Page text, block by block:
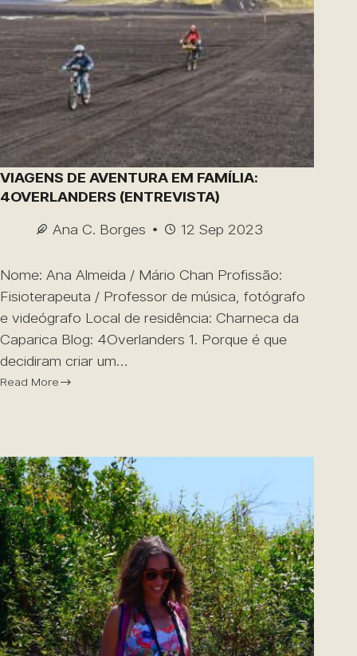
VIAGENS DE AVENTURA EM FAMÍLIA:
4OVERLANDERS (ENTREVISTA)
Ana C. Borges
12 Sep 2023
Nome: Ana Almeida / Mário Chan Profissão:
Fisioterapeuta / Professor de música, fotógrafo
e videógrafo Local de residência: Charneca da
Caparica Blog: 4Overlanders 1. Porque é que
decidiram criar um…
Read More